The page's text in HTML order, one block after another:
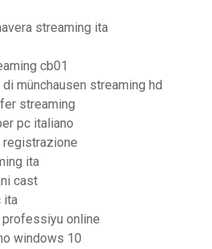
streaming ita
cb01
münchausen streaming hd
streaming
pc italiano
registrazione
ita
cast
ita
professiyu online
windows 10